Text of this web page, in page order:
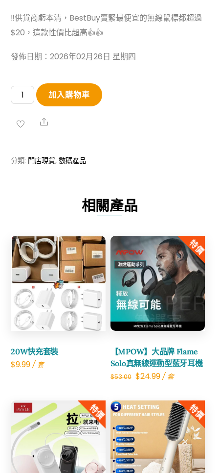
‼️供貨商虧本清，BestBuy賣緊最便宜的無線鼠標都超過
$20，這款性價比超高👍👍
發佈日期：2026年02月26日 星期四
【VictSing】
超
靜
線
加入購物車
Share
分類: 門店現貨,數碼產品
相關產品
20W快充套裝
$9.99 / 套
Share
特價
【MPOW】大品牌 Flame
Solo真無線運動型藍牙耳機
$53.00 Original
was:
$53.00.
$24.99Current
$24.99.
/ 套
Share
特價
Share
特價
Share